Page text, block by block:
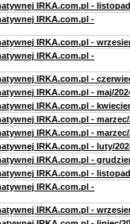
IRKA.com.pl -
IRKA.com.pl -
IRKA.com.pl -
IRKA.com.pl -
IRKA.com.pl -
IRKA.com.pl - maj/
IRKA.com.pl -
IRKA.com.pl - marzec/
IRKA.com.pl - marzec/
IRKA.com.pl - luty/
IRKA.com.pl -
IRKA.com.pl -
IRKA.com.pl -
IRKA.com.pl -